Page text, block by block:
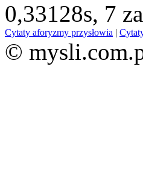
0,33128s, 7
Cytaty aforyzmy przysłowia |
©